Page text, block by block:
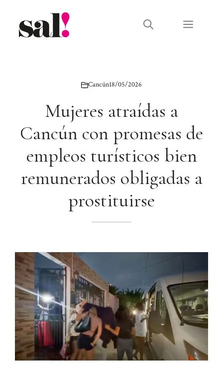
contenido
Menú
Cancún18/05/2026
Mujeres atraídas a
Cancún con promesas de
empleos turísticos bien
remunerados obligadas a
prostituirse